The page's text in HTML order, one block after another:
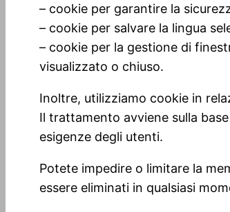
– cookie per garantire la
– cookie per salvare la lingua
– cookie per la gestione di
visualizzato o chiuso.
Inoltre, utilizziamo cookie in
Il trattamento avviene sulla
esigenze degli utenti.
Potete impedire o limitare la
essere eliminati in qualsiasi